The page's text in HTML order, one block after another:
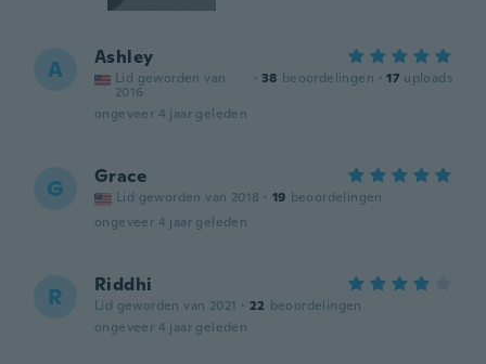
A Ashley
Lid geworden van
2016
· 38 beoordelingen · 17 uploads
ongeveer 4 jaar geleden
G Grace
Lid geworden van 2018 · 19 beoordelingen
ongeveer 4 jaar geleden
R Riddhi
Lid geworden van 2021 · 22 beoordelingen
ongeveer 4 jaar geleden